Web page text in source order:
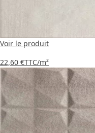
Voir le produit
22,60 €TTC/m²